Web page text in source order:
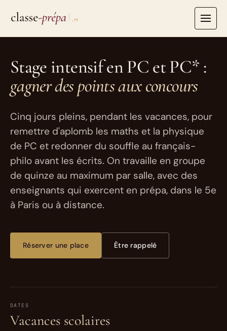
contenu
Stage intensif en PC et PC* :
gagner des points aux concours
Cinq jours pleins, pendant les vacances, pour
remettre d'aplomb les maths et la physique
de PC et redonner du souffle au français-
philo avant les écrits. On travaille en groupe
de quinze au maximum par salle, avec des
enseignants qui exercent en prépa, dans le 5e
à Paris ou à distance.
Réserver une place Être rappelé
DATES
Vacances scolaires